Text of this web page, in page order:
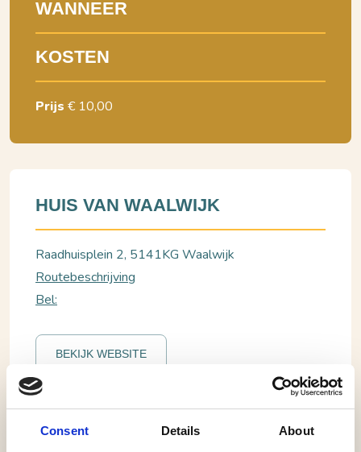
Consent Details About
Waalwijk, Huis van Waalwijk
WANNEER
KOSTEN
Prijs € 10,00
HUIS VAN WAALWIJK
Raadhuisplein 2, 5141KG Waalwijk
Routebeschrijving
Bel:
BEKIJK WEBSITE